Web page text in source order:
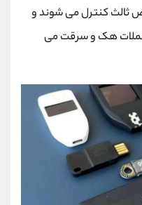
ثالث کنترل می شوند و
حملات هک و سرقت می